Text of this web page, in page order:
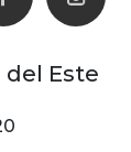
del Este